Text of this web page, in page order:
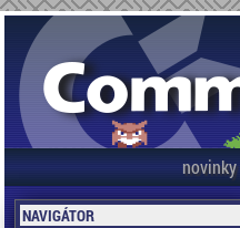
novinky
NAVIGÁTOR